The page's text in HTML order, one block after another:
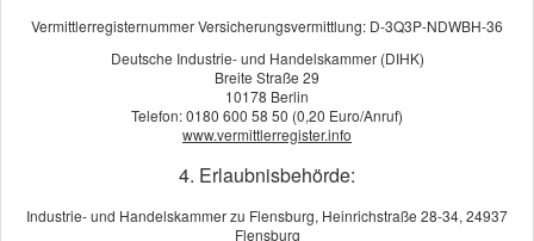
Vermittlerregisternummer Versicherungsvermittlung: D-3Q3P-NDWBH-36
Deutsche Industrie- und Handelskammer (DIHK)
Breite Straße 29
10178 Berlin
Telefon: 0180 600 58 50 (0,20 Euro/Anruf)
www.vermittlerregister.info
4. Erlaubnisbehörde:
Industrie- und Handelskammer zu Flensburg, Heinrichstraße 28-34, 24937
Flensburg